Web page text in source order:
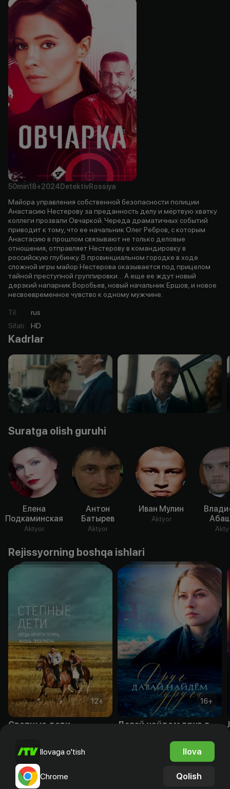
50min18+2024 DetektivRossiya
Майора управления собственной безопасности полиции
Анастасию Нестерову за преданность делу и мёртвую хватку
коллеги прозвали Овчаркой. Череда драматичных событий
приводит к тому, что ее начальник Олег Ребров, с которым
Анастасию в прошлом связывают не только деловые
отношения, отправляет Нестерову в командировку в
российскую глубинку. В провинциальном городке в ходе
сложной игры майор Нестерова оказывается под прицелом
тайной преступной группировки… А еще ее ждут новый
дерзкий напарник Воробьев, новый начальник Ершов, и новое
несвоевременное чувство к одному мужчине.
Til:
rus
Sifati: HD
Kadrlar
Suratga olish guruhi
Елена
Подкаминская
Aktyor
Антон
Батырев
Aktyor
Иван Мулин
Aktyor
Rejissyorning boshqa ishlari
12+
Степные дети
16+
Ilovaga o'tish Ilova
Chrome Qolish